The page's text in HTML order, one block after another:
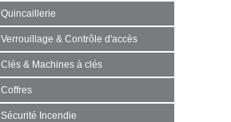
Quincaillerie
Verrouillage & Contrôle d'accès
Clés & Machines à clés
Coffres
Sécurité Incendie